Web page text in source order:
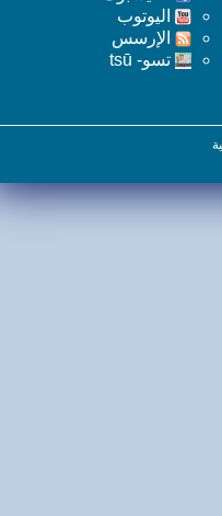
اليوتوب
اﻹرسس
تسو- tsū